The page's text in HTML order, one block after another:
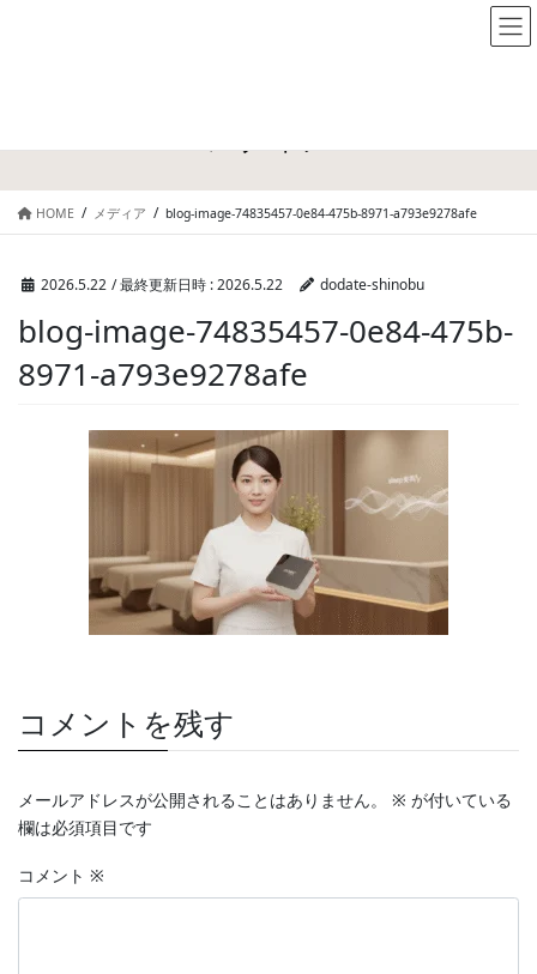
HOME メディア blog-image-74835457-0e84-475b-8971-a793e9278afe
2026.5.22 / 最終更新日時 :2026.5.22 dodate-shinobu
blog-image-74835457-0e84-475b-
8971-a793e9278afe
コメントを残す
メールアドレスが公開されることはありません。 ※ が付いている
欄は必須項目です
コメント ※